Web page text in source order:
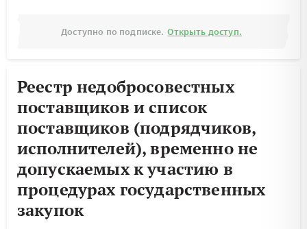
Доступно по подписке. Открыть доступ.
Реестр недобросовестных
поставщиков и список
поставщиков (подрядчиков,
исполнителей), временно не
допускаемых к участию в
процедурах государственных
закупок